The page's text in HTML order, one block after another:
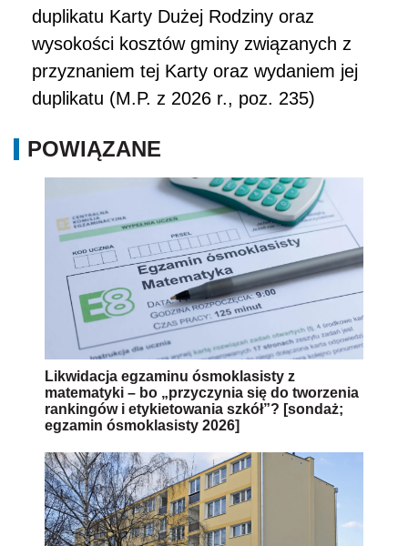
duplikatu Karty Dużej Rodziny oraz
wysokości kosztów gminy związanych z
przyznaniem tej Karty oraz wydaniem jej
duplikatu (M.P. z 2026 r., poz. 235)
POWIĄZANE
Likwidacja egzaminu ósmoklasisty z
matematyki – bo „przyczynia się do tworzenia
rankingów i etykietowania szkół”? [sondaż;
egzamin ósmoklasisty 2026]